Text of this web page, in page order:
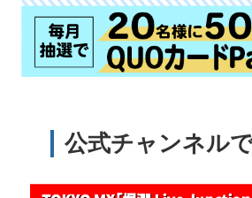
公式チャンネル